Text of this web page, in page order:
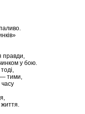
правди,
у бою.
— тими,
часу
життя.